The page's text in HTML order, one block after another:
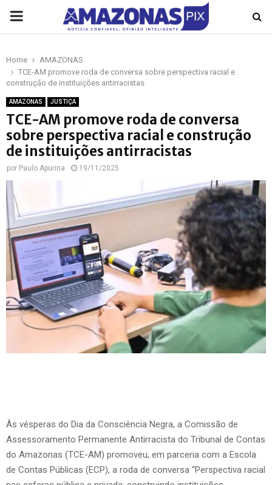
PRIMARY
Home
AMAZONAS
TCE-AM promove roda de conversa sobre perspectiva racial e
construção de instituições antirracistas
AMAZONAS JUSTIÇA
TCE-AM promove roda de conversa
sobre perspectiva racial e construção
de instituições antirracistas
por Paulo Apurina 19/11/2025
Às vésperas do Dia da Consciência Negra, a Comissão de
Assessoramento Permanente Antirracista do Tribunal de Contas
do Amazonas (TCE-AM) promoveu, em parceria com a Escola
de Contas Públicas (ECP), a roda de conversa “Perspectiva racial